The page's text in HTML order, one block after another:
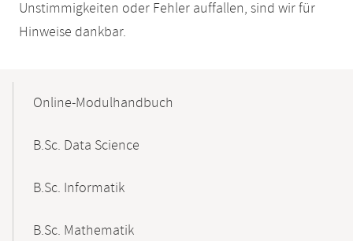
Unstimmigkeiten oder Fehler auffallen, sind wir für
Hinweise dankbar.
NavigationOnline-Modulhandbuch
B.Sc. Data Science
B.Sc. Informatik
B.Sc. Mathematik